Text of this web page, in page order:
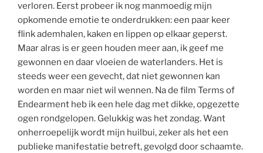
verloren. Eerst probeer ik nog manmoedig mijn
opkomende emotie te onderdrukken: een paar keer
flink ademhalen, kaken en lippen op elkaar geperst.
Maar alras is er geen houden meer aan, ik geef me
gewonnen en daar vloeien de waterlanders. Het is
steeds weer een gevecht, dat niet gewonnen kan
worden en maar niet wil wennen. Na de film Terms of
Endearment heb ik een hele dag met dikke, opgezette
ogen rondgelopen. Gelukkig was het zondag. Want
onherroepelijk wordt mijn huilbui, zeker als het een
publieke manifestatie betreft, gevolgd door schaamte.